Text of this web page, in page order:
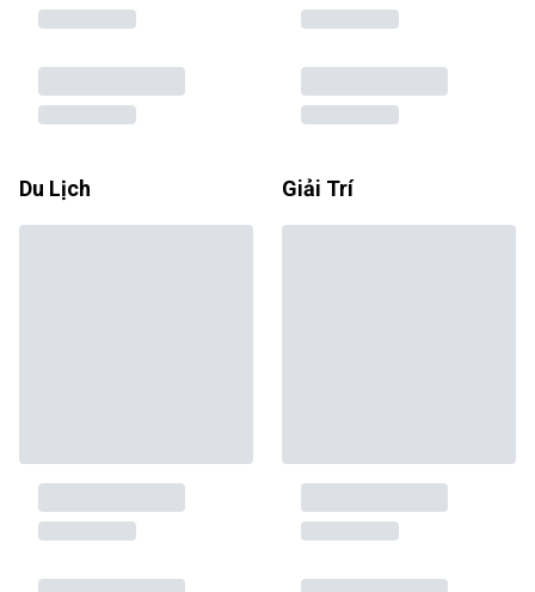
Du Lịch Giải Trí